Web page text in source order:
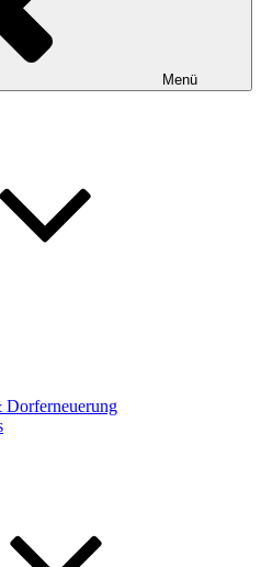
Menü